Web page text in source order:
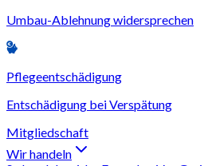
Umbau-Ablehnung widersprechen
Pflegeentschädigung
Entschädigung bei Verspätung
Mitgliedschaft
Wir handeln